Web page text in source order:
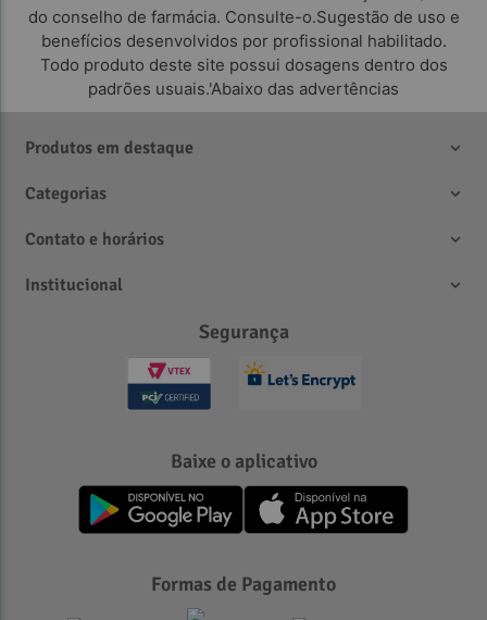
do conselho de farmácia. Consulte-o.Sugestão de uso e
benefícios desenvolvidos por profissional habilitado.
Todo produto deste site possui dosagens dentro dos
padrões usuais.'Abaixo das advertências
Produtos em destaque
Categorias
Contato e horários
Institucional
Segurança
Baixe o aplicativo
Formas de Pagamento